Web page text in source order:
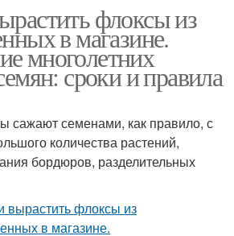
Флоксы в горшок
флоксы из
в магазине.
многолетних
сроки и правила
сажают семенами, как правило, с
количества растений,
бордюров, разделительных